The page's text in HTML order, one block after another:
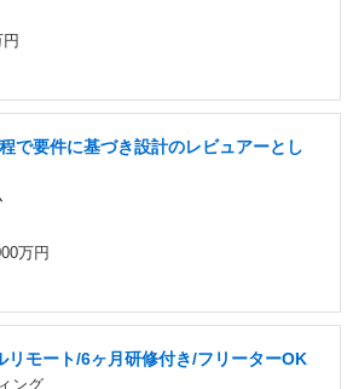
で要件に基づき設計のレビュアーとし
万円
リモート/6ヶ月研修付き/フリーターOK
ング